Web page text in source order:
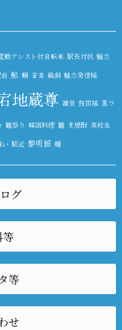
動アシスト付自転車 駅長対抗 魅力
鮎 鯛 音楽 鵜飼 魅力発信隊
地蔵尊 雑貨 鼓笛隊 黒ラ
雛祭り 韓国料理 雛 麦焼酎 高校生
い 駅近 黎明館 麺
グ
等
せ